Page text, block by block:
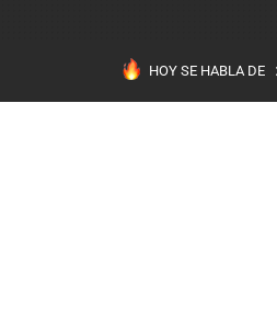
HOY SE HABLA DE